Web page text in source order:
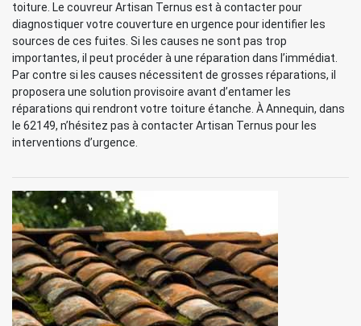
toiture. Le couvreur Artisan Ternus est à contacter pour
diagnostiquer votre couverture en urgence pour identifier les
sources de ces fuites. Si les causes ne sont pas trop
importantes, il peut procéder à une réparation dans l’immédiat.
Par contre si les causes nécessitent de grosses réparations, il
proposera une solution provisoire avant d’entamer les
réparations qui rendront votre toiture étanche. À Annequin, dans
le 62149, n’hésitez pas à contacter Artisan Ternus pour les
interventions d’urgence.